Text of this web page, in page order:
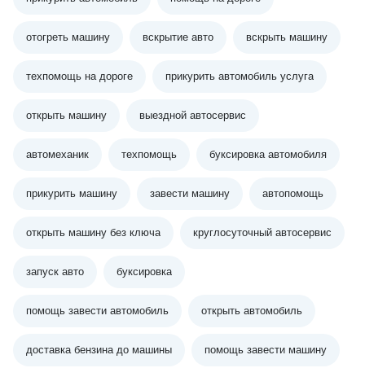
отогреть машину вскрытие авто вскрыть машину
техпомощь на дороге прикурить автомобиль услуга
открыть машину выездной автосервис
автомеханик техпомощь буксировка автомобиля
прикурить машину завести машину автопомощь
открыть машину без ключа круглосуточный автосервис
запуск авто буксировка
помощь завести автомобиль открыть автомобиль
доставка бензина до машины помощь завести машину